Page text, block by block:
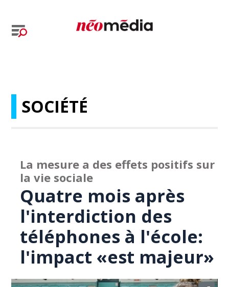
SOCIÉTÉ
La mesure a des effets positifs sur
la vie sociale
Quatre mois après
l'interdiction des
téléphones à l'école:
l'impact «est majeur»